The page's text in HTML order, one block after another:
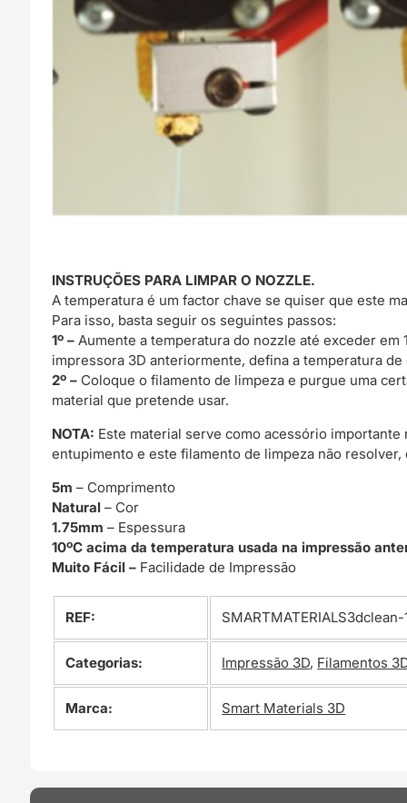
INSTRUÇÕES PARA LIMPAR O NOZZLE.
A temperatura é um factor chave se quiser que este
Para isso, basta seguir os seguintes passos:
1º – Aumente a temperatura do nozzle até exceder em
impressora 3D anteriormente, defina a temperatura
2º – Coloque o filamento de limpeza e purgue uma
material que pretende usar.
NOTA: Este material serve como acessório
entupimento e este filamento de limpeza não
5m – Comprimento
Natural– Cor
1.75mm– Espessura
10ºC acima da temperatura usada na impressão
Muito Fácil – Facilidade de Impressão
REF: SMARTMATERIALS3dclean-
Categorias: Impressão 3D, Filamentos
Marca: Smart Materials 3D